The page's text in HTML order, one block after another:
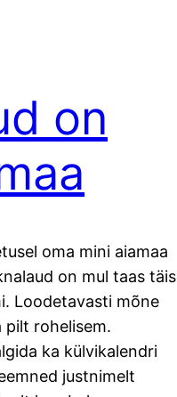
on
oma mini aiamaa
on mul taas täis
Loodetavasti mõne
pilt rohelisem.
ka külvikalendri
justnimelt